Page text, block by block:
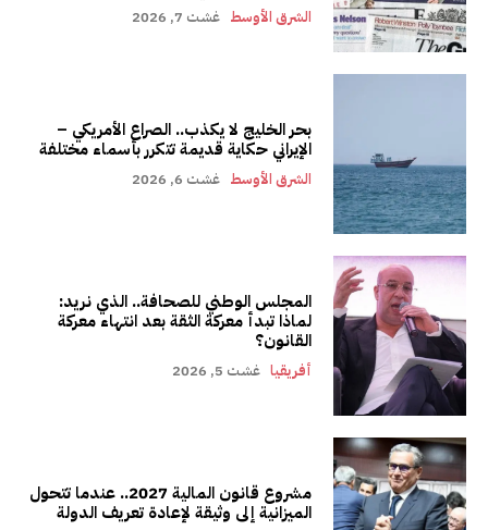
الشرق الأوسط غشت 7, 2026
بحر الخليج لا يكذب.. الصراع الأمريكي –
الإيراني حكاية قديمة تتكرر بأسماء مختلفة
الشرق الأوسط غشت 6, 2026
المجلس الوطني للصحافة.. الذي نريد:
لماذا تبدأ معركة الثقة بعد انتهاء معركة
القانون؟
أفريقيا غشت 5, 2026
مشروع قانون المالية 2027.. عندما تتحول
الميزانية إلى وثيقة لإعادة تعريف الدولة